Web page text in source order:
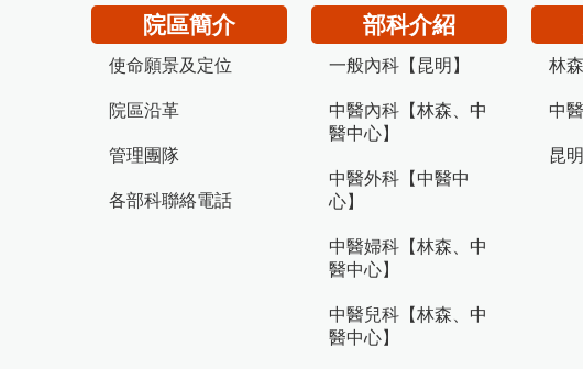
院區簡介
使命願景及定位
院區沿革
管理團隊
各部科聯絡電話
部科介紹
一般內科【昆明】
中醫內科【林森、中
醫中心】
中醫外科【中醫中
心】
中醫婦科【林森、中
醫中心】
中醫兒科【林森、中
醫中心】
林森
中
昆明